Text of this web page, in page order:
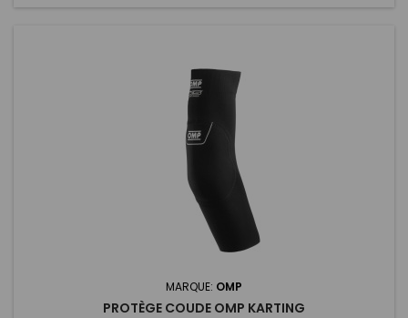
MARQUE: OMP
PROTÈGE COUDE OMP KARTING